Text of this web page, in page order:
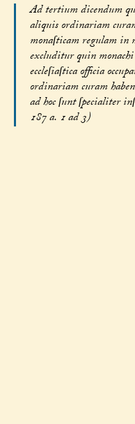
Ad tertium dicendum
aliquis ordinariam
monaſticam regulam in
excluditur quin
eccleſiaſtica officia
ordinariam curam
ad hoc ſunt ſpecialiter
187 a. 1 ad 3)